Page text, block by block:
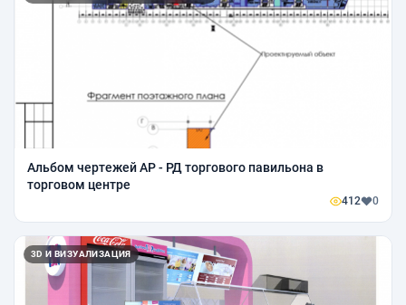
Альбом чертежей АР - РД торгового павильона в
торговом центре
412 0
3D И ВИЗУАЛИЗАЦИЯ